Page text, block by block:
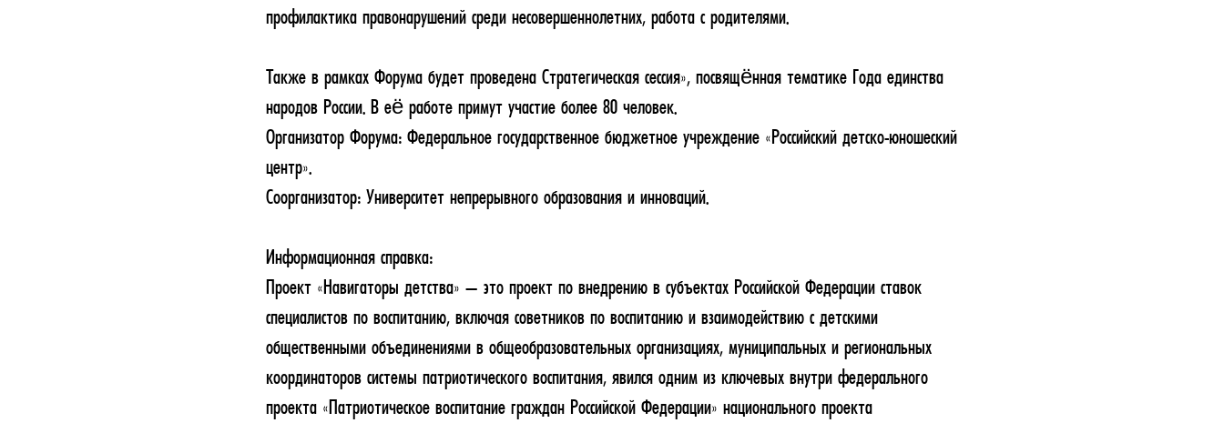
профилактика правонарушений среди несовершеннолетних, работа с родителями.
Также в рамках Форума будет проведена Стратегическая сессия», посвящённая тематике Года единства
народов России. В её работе примут участие более 80 человек.
Организатор Форума: Федеральное государственное бюджетное учреждение «Российский детско-юношеский
центр».
Соорганизатор: Университет непрерывного образования и инноваций.
Информационная справка:
Проект «Навигаторы детства» — это проект по внедрению в субъектах Российской Федерации ставок
специалистов по воспитанию, включая советников по воспитанию и взаимодействию с детскими
общественными объединениями в общеобразовательных организациях, муниципальных и региональных
координаторов системы патриотического воспитания, явился одним из ключевых внутри федерального
проекта «Патриотическое воспитание граждан Российской Федерации» национального проекта